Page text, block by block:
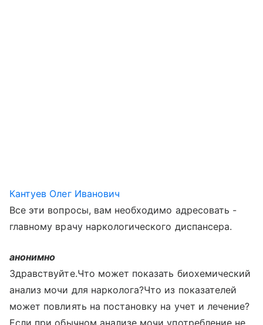
Кантуев Олег Иванович
Все эти вопросы, вам необходимо адресовать -
главному врачу наркологического диспансера.
анонимно
Здравствуйте.Что может показать биохемический
анализ мочи для нарколога?Что из показателей
может повлиять на постановку на учет и лечение?
Если при обычном анализе мочи употребление не